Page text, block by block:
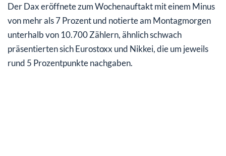
Der Dax eröffnete zum Wochenauftakt mit einem Minus
von mehr als 7 Prozent und notierte am Montagmorgen
unterhalb von 10.700 Zählern, ähnlich schwach
präsentierten sich Eurostoxx und Nikkei, die um jeweils
rund 5 Prozentpunkte nachgaben.